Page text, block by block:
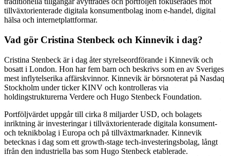
tillväxtorienterade digitala konsumentbolag inom e-handel, digital
hälsa och internetplattformar.
Vad gör Cristina Stenbeck och Kinnevik i dag?
Cristina Stenbeck är i dag åter styrelseordförande i Kinnevik och
bosatt i London. Hon har fem barn och beskrivs som en av Sveriges
mest inflytelserika affärskvinnor. Kinnevik är börsnoterat på Nasdaq
Stockholm under ticker KINV och kontrolleras via
holdingstrukturerna Verdere och Hugo Stenbeck Foundation.
Portföljvärdet uppgår till cirka 8 miljarder USD, och bolagets
inriktning är investeringar i tillväxtorienterade digitala konsument-
och teknikbolag i Europa och på tillväxtmarknader. Kinnevik
betecknas i dag som ett growth-stage tech-investeringsbolag, långt
ifrån den industriella bas som Hugo Stenbeck etablerade.